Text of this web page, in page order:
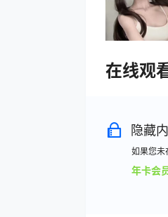
在线观
隐藏
如果您未
年卡会